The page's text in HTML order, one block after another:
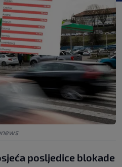
posljedice blokade